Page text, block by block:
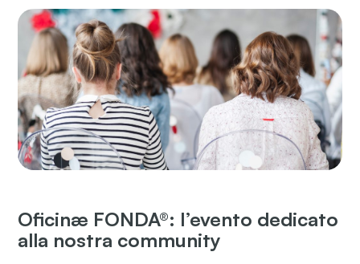
Oficinæ FONDA®: l’evento dedicato
alla nostra community